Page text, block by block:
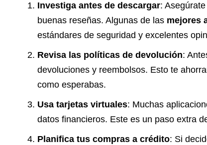
Investiga antes de descargar:
buenas reseñas. Algunas de las mejores
estándares de seguridad y excelentes
Revisa las políticas de devolución:
devoluciones y reembolsos. Esto te
como esperabas.
Usa tarjetas virtuales: Muchas
datos financieros. Este es un paso extra
Planifica tus compras a crédito: Si